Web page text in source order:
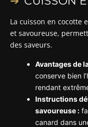
La cuisson en cocotte
et savoureuse,
des saveurs.
Avantages de
conserve bien
rendant
Instructions
savoureuse :
canard dans